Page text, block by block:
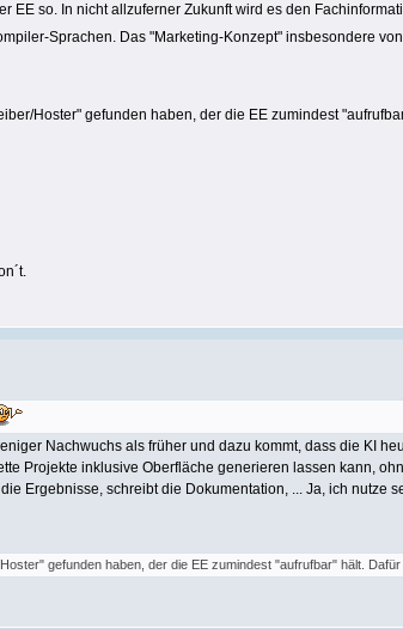
EE so. In nicht allzuferner Zukunft wird es den
Sprachen. Das "Marketing-Konzept" insbesondere
Hoster" gefunden haben, der die EE zumindest
Nachwuchs als früher und dazu kommt, dass die KI
Projekte inklusive Oberfläche generieren lassen kann,
Ergebnisse, schreibt die Dokumentation, ... Ja, ich nutze
gefunden haben, der die EE zumindest "aufrufbar" hält.